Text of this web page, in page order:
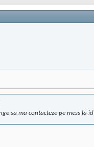
sa ma contacteze pe mess la